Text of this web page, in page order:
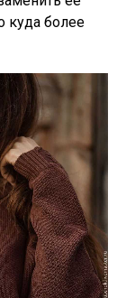
куда более